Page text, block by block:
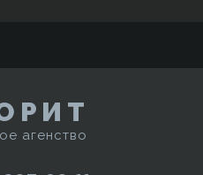
агенство